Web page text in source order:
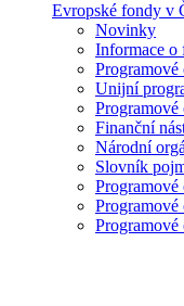
Evropské fondy v
Novinky
Informace o
Unijní
Finanční
Národní
Slovník